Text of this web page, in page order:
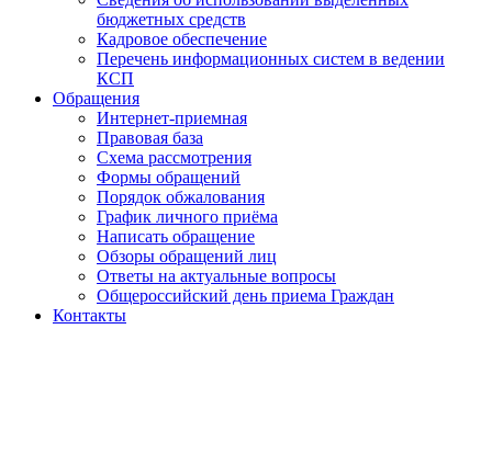
бюджетных средств
Кадровое обеспечение
Перечень информационных систем в ведении
КСП
Обращения
Интернет-приемная
Правовая база
Схема рассмотрения
Формы обращений
Порядок обжалования
График личного приёма
Написать обращение
Обзоры обращений лиц
Ответы на актуальные вопросы
Общероссийский день приема Граждан
Контакты